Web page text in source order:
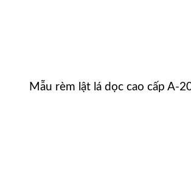
Mẫu rèm lật lá dọc cao cấp A-